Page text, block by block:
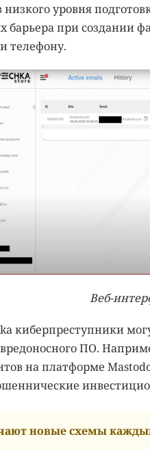
уровня
барьера при создании
телефону.
Веб-
киберпреступники
ПО.
на платформе
новые схемы